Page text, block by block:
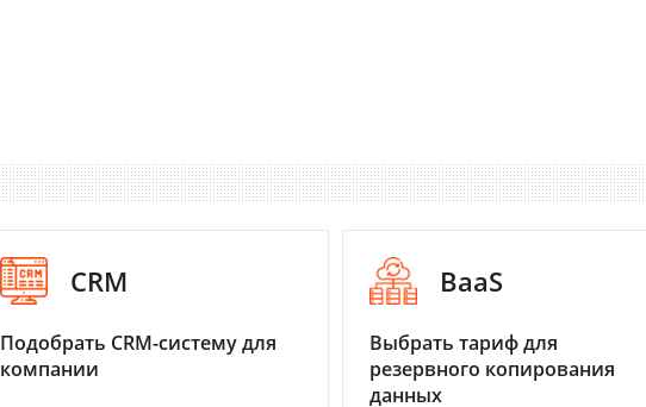
CRM
Подобрать CRM-систему для
компании
BaaS
Выбрать тариф для
резервного копирования
данных